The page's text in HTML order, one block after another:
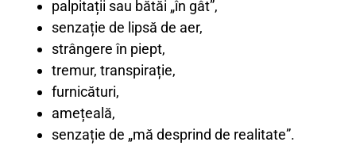
palpitații sau bătăi „în gât”,
senzație de lipsă de aer,
strângere în piept,
tremur, transpirație,
furnicături,
amețeală,
senzație de „mă desprind de realitate”.